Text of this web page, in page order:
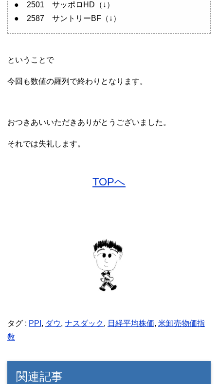
● 2501 サッポロHD（↓）
● 2587 サントリーBF（↓）
ということで
今回も数値の羅列で終わりとなります。
おつきあいいただきありがとうございました。
それでは失礼します。
TOPへ
タグ : PPI , ダウ, ナスダック, 日経平均株価, 米卸売物価指
数
関連記事